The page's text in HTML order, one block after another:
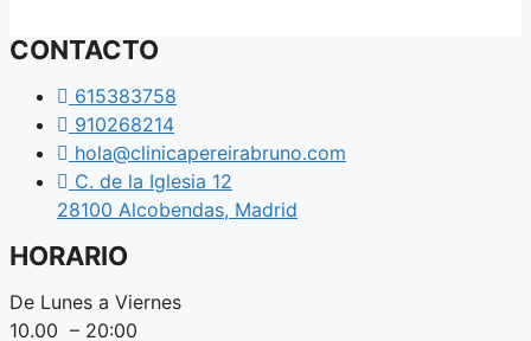
CONTACTO
615383758
910268214
hola@clinicapereirabruno.com
C. de la Iglesia 12
28100 Alcobendas, Madrid
HORARIO
De Lunes a Viernes
10.00 – 20:00